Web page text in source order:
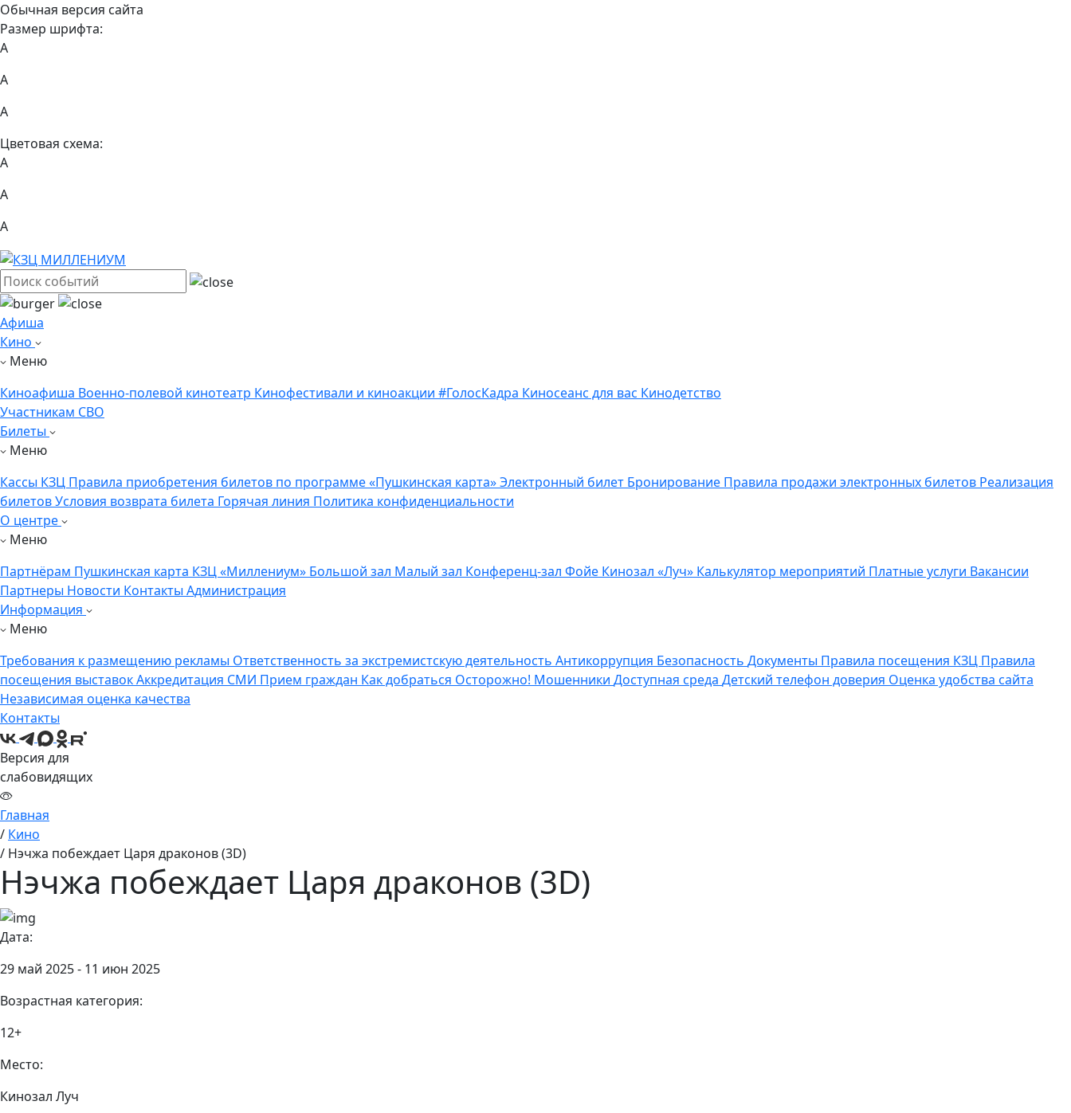
Обычная версия сайта
Размер шрифта:
A
A
A
Цветовая схема:
А
А
А
Афиша
Кино
Меню
Киноафиша Военно-полевой кинотеатр Кинофестивали и киноакции #ГолосКадра Киносеанс для вас Кинодетство
Участникам СВО
Билеты
Меню
Кассы КЗЦ Правила приобретения билетов по программе «Пушкинская карта»Электронный билет Бронирование Правила продажи электронных билетов Реализация
билетовУсловия возврата билета Горячая линия Политика конфиденциальности
О центре
Меню
Партнёрам Пушкинская карта КЗЦ «Миллениум» Большой зал Малый зал Конференц-зал Фойе Кинозал «Луч» Калькулятор мероприятий Платные услуги Вакансии
Партнеры Новости Контакты Администрация
Информация
Меню
Требования к размещению рекламы Ответственность за экстремистскую деятельность Антикоррупция Безопасность Документы Правила посещения КЗЦ Правила
посещения выставокАккредитация СМИ Прием граждан Как добраться Осторожно! Мошенники Доступная среда Детский телефон доверия Оценка удобства сайта
Независимая оценка качества
Контакты
Версия для
слабовидящих
Главная
/ Кино
/ Нэчжа побеждает Царя драконов (3D)
Нэчжа побеждает Царя драконов (3D)
Дата:
29 май 2025 - 11 июн 2025
Возрастная категория:
12+
Место:
Кинозал Луч